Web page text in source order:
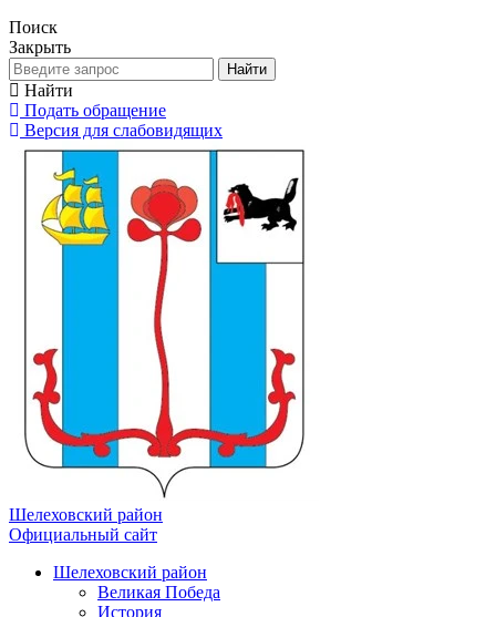
Поиск
Закрыть
Найти
Найти
Подать обращение
Версия для слабовидящих
Шелеховский район
Официальный сайт
Шелеховский район
Великая Победа
История